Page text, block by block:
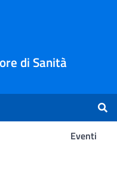
di Sanità
Eventi